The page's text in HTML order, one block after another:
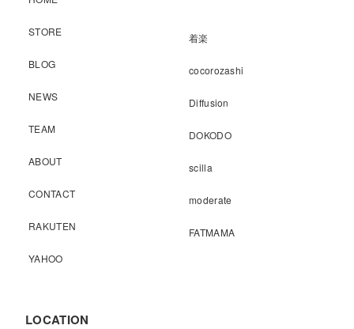
STORE
BLOG
NEWS
TEAM
ABOUT
CONTACT
RAKUTEN
YAHOO
着楽
cocorozashi
Diffusion
DOKODO
scilla
moderate
FATMAMA
LOCATION